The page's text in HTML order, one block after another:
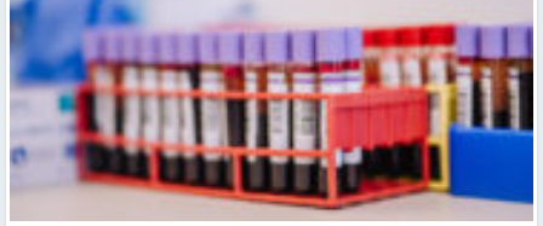
Vidzemes slimnīcā asins krājumi pietiekami šodien, bet kā būs rīt?
Jaunākie sludinājumi